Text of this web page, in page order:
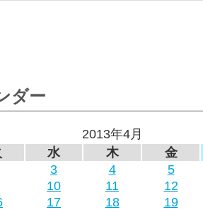
ダー
2013年4月
水 木
金
3 4
5
10 11
12
17 18
19